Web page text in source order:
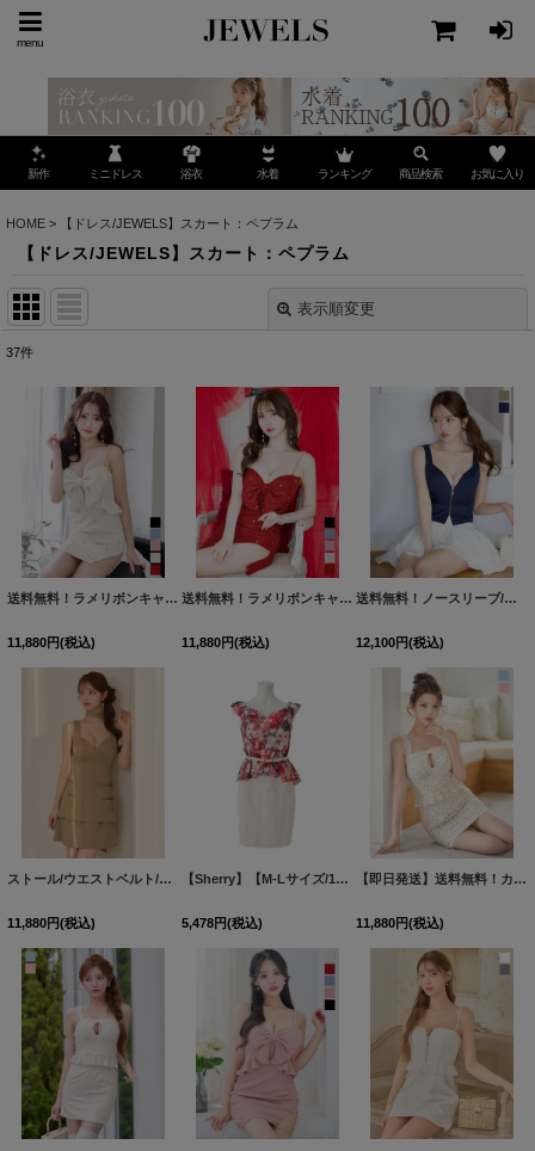
menu
新作 ミニドレス 浴衣 水着 ランキング 商品検索 お気に入り
HOME > 【ドレス/JEWELS】スカート：ペプラム
【ドレス/JEWELS】スカート：ペプラム
表示順変更
並び順 :
絞り込む
37件
送料無料！ラメリボンキャミソールドレス/ノースリーブ/ビジュー/谷間見せ/背中見せ/ミニドレス/キャバドレス【XS-XLサイズ/5カラー】[OF03]【一部予約商品/9月上旬発送予定】
11,880円(税込)
送料無料！ラメリボンキャミソールドレス/ノースリーブ/ビジュー/谷間見せ/背中見せ/ミニドレス/キャバドレス【XS-XLサイズ/5カラー】[OF03]【一部予約商品/9月上旬発送予定】
11,880円(税込)
送料無料！ノースリーブ/ジップアップ/セットアップ/フレアミニドレス/キャバドレス【S-Mサイズ/2カラー】[OF04]【SB】dzquSK
12,100円(税込)
ストール/ウエストベルト/ラメ/2段フリル/谷間見せ/無地/ミニドレス/キャバドレス【XS-Mサイズ/1カラー】[OF03] 【YN】dzwvAG
11,880円(税込)
【Sherry】【M-Lサイズ/1カラー】華やかなフラワープリントセットアップミニドレス[HC02]
5,478円(税込)
【即日発送】送料無料！カットアウト/キャミソール/小花柄/フリル/リボン/ペプラム/タイト/ミニドレス/キャバドレス【XS-Mサイズ/2カラー】[OF03]【YN】dzwuSK
11,880円(税込)